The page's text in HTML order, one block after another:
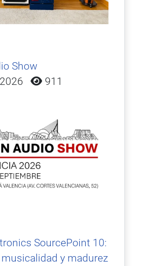
Show
911
SourcePoint 10:
y madurez